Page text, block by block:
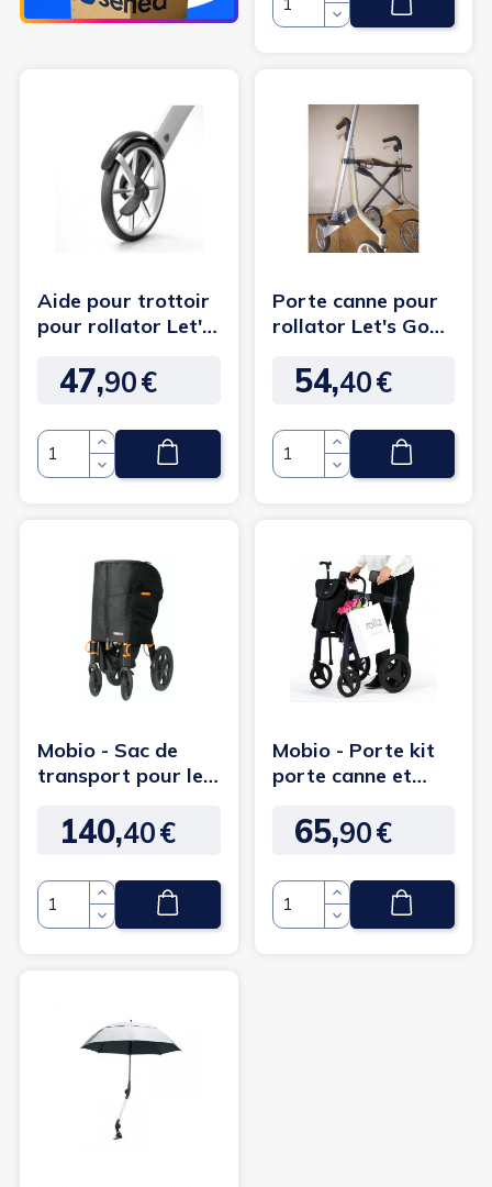
Quantité
Aide pour trottoir
pour rollator Let's
Prix
47,90€
Quantité
Porte canne pour
rollator Let's Go
Prix
54,40€
Quantité
Mobio - Sac de
transport pour le
Motion
Prix
140,40€
Quantité
Mobio - Porte kit
porte canne et
Motion
Prix
65,90€
Quantité